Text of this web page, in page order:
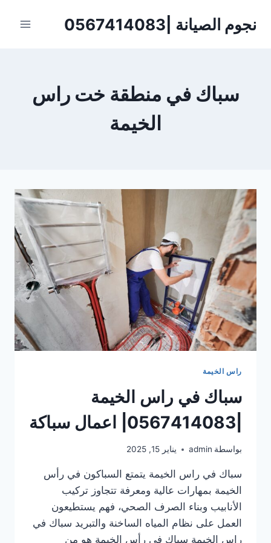
نجوم الصيانة |0567414083
سباك في منطقة خت راس
الخيمة
راس الخيمة
سباك في راس الخيمة
بواسطة admin يناير 15, 2025
سباك في راس الخيمة يتمتع السباكون في رأس
الخيمة بمهارات عالية ومعرفة تتجاوز تركيب
الأنابيب وبناء الصرف الصحي، فهم يستطيعون
العمل على نظام المياه الساخنة والتبريد سباك في
راس الخيمة سباك في رأس الخيمة هو من